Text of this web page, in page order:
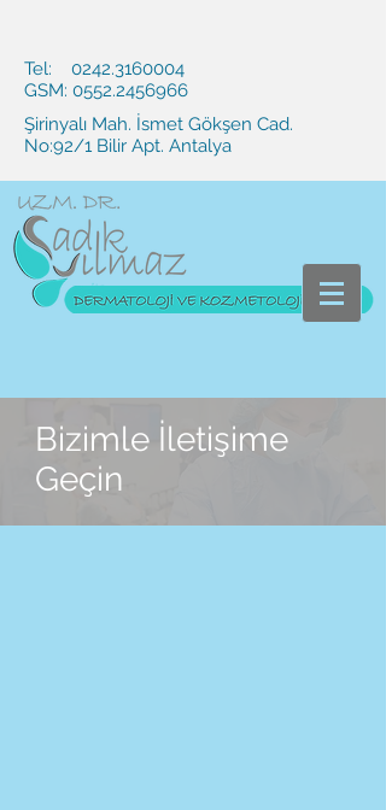
Tel: 0242.3160004
GSM: 0552.2456966
Şirinyalı Mah. İsmet Gökşen Cad.
No:92/1 Bilir Apt. Antalya
Bizimle İletişime
Geçin